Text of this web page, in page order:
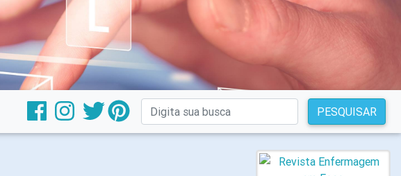
PESQUISAR